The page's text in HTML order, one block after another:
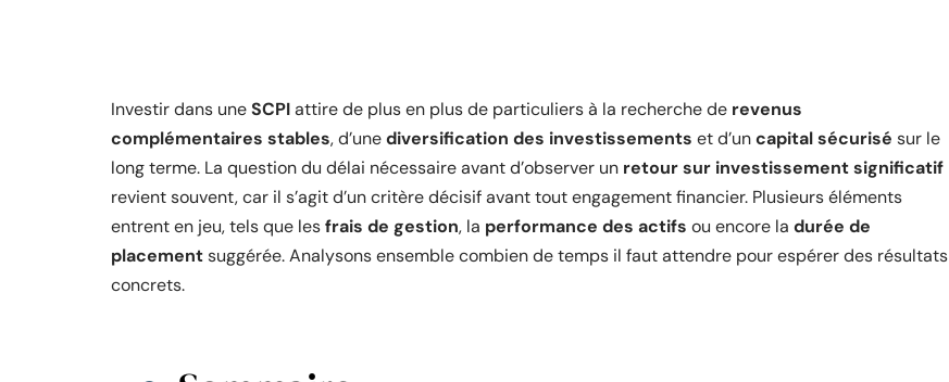
Investir dans uneSCPIattire de plus en plus de particuliers à la recherche de revenus
complémentaires stables, d’unediversification des investissements et d’uncapital sécurisé sur le
long terme. La question du délai nécessaire avant d’observer un retour sur investissement significatif
revient souvent, car il s’agit d’un critère décisif avant tout engagement financier. Plusieurs éléments
entrent en jeu, tels que lesfrais de gestion, la performance des actifs ou encore la durée de
placementsuggérée. Analysons ensemble combien de temps il faut attendre pour espérer des résultats
concrets.